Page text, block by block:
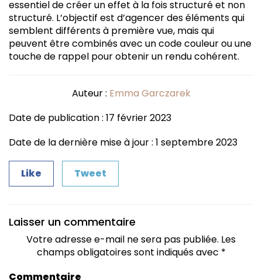
essentiel de créer un effet à la fois structuré et non
structuré. L’objectif est d’agencer des éléments qui
semblent différents à première vue, mais qui
peuvent être combinés avec un code couleur ou une
touche de rappel pour obtenir un rendu cohérent.
Auteur : Emma Garczarek
Date de publication : 17 février 2023
Date de la dernière mise à jour : 1 septembre 2023
Like Tweet
Laisser un commentaire
Votre adresse e-mail ne sera pas publiée. Les
champs obligatoires sont indiqués avec *
Commentaire